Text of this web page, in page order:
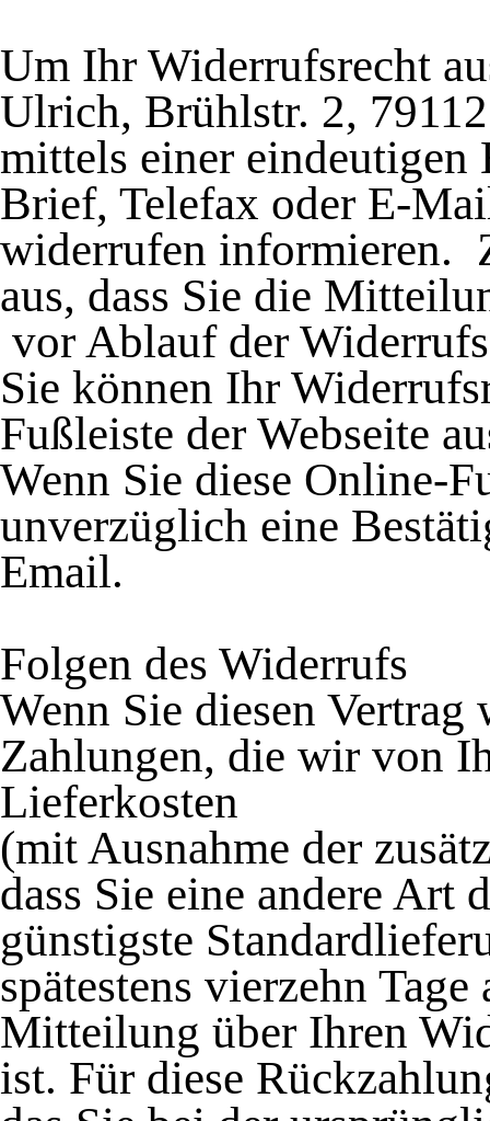
Um Ihr Widerrufsrecht
Ulrich, Brühlstr. 2,
mittels einer eindeutigen
Brief, Telefax oder E-
widerrufen informieren.
aus, dass Sie die
vor Ablauf der
Sie können Ihr
Fußleiste der Webseite
Wenn Sie diese Online-
unverzüglich eine
Email.
Folgen des Widerrufs
Wenn Sie diesen
Zahlungen, die wir von
Lieferkosten
(mit Ausnahme der
dass Sie eine andere Art
günstigste
spätestens vierzehn
Mitteilung über Ihren
ist. Für diese